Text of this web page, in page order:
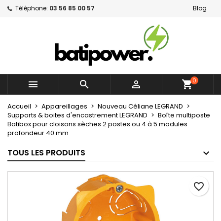
Téléphone: 03 56 85 00 57 Blog
   shopping_cart0
Accueil Appareillages
Nouveau Céliane LEGRAND
Supports & boites d'encastrement LEGRAND
Boîte multiposte
Batibox pour cloisons sèches 2 postes ou 4 à 5 modules
profondeur 40 mm
TOUS LES PRODUITS
favorite_border
Mes listes d'envies ×
Créer une nouvelle liste
Créer une liste d'envies ×
Nom de la liste d'envies
Annuler Créer une liste d'envies
Connexion ×
Vous devez être connecté pour ajouter des produits
à votre liste d'envies.
Annuler Connexion